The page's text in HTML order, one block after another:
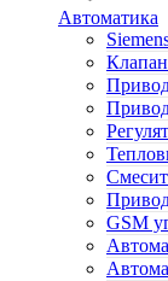
Автоматика
GSM